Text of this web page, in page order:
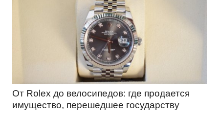
От Rolex до велосипедов: где продается
имущество, перешедшее государству